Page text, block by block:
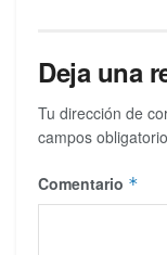
Deja una
Tu dirección de
campos
Comentario *